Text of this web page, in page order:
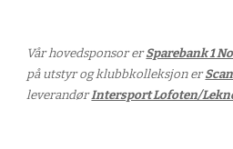
Vår hovedsponsor erSparebank 1
på utstyr og klubbkolleksjon er
leverandørIntersport Lofoten/